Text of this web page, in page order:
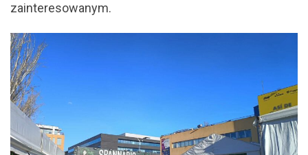
zainteresowanym.